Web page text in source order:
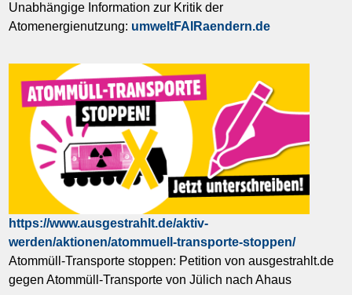
Unabhängige Information zur Kritik der
Atomenergienutzung: umweltFAIRaendern.de
https://www.ausgestrahlt.de/aktiv-
werden/aktionen/atommuell-transporte-stoppen/
Atommüll-Transporte stoppen: Petition von ausgestrahlt.de
gegen Atommüll-Transporte von Jülich nach Ahaus